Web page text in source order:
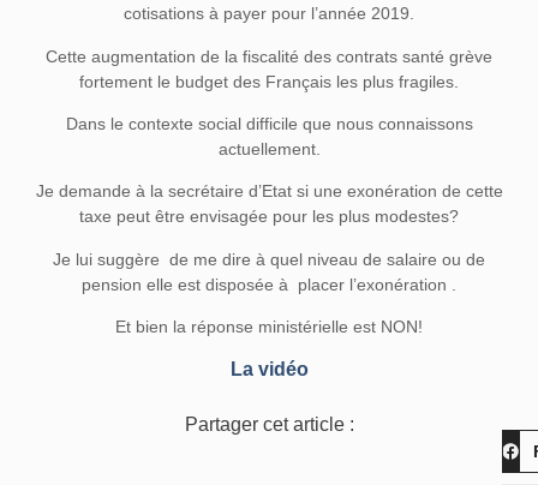
cotisations à payer pour l’année 2019.
Cette augmentation de la fiscalité des contrats santé grève
fortement le budget des Français les plus fragiles.
Dans le contexte social difficile que nous connaissons
actuellement.
Je demande à la secrétaire d’Etat si une exonération de cette
taxe peut être envisagée pour les plus modestes?
Je lui suggère de me dire à quel niveau de salaire ou de
pension elle est disposée à placer l’exonération .
Et bien la réponse ministérielle est NON!
La vidéo
Partager cet article :